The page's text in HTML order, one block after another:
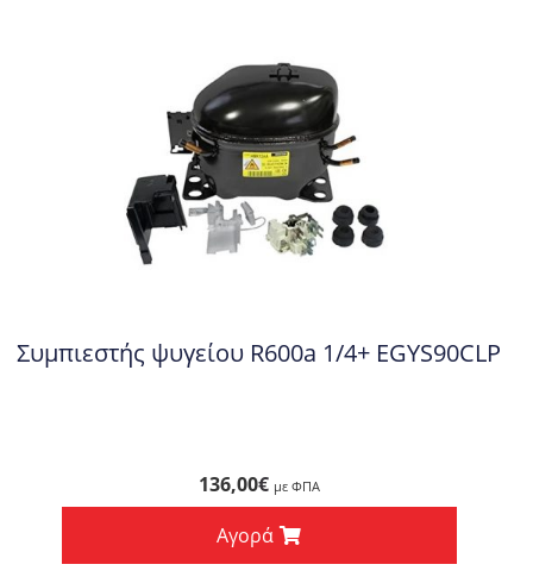
Συμπιεστής ψυγείου R600a 1/4+ EGYS90CLP
136,00€ με ΦΠΑ
Αγορά